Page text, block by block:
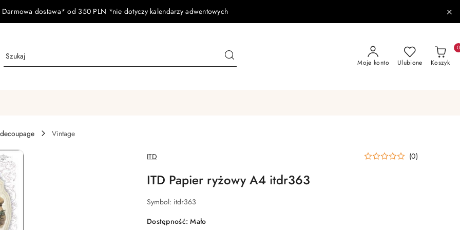
Darmowa dostawa* od 350 PLN *nie dotyczy kalendarzy adwentowych
Moje konto Ulubione Koszyk
0
Vintage
NAZWA
PRODUCENTA:
ITD (0)
ITD Papier ryżowy A4 itdr363
Symbol: itdr363
Dostępność:Mało